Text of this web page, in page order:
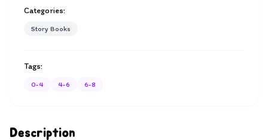
Description
Categories:
Story Books
Tags:
0-4 4-6 6-8